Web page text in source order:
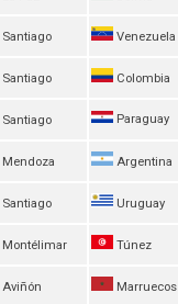
Santiago Venezuela
Santiago Colombia
Santiago Paraguay
Mendoza Argentina
Santiago Uruguay
Montélimar Túnez
Aviñón Marruecos